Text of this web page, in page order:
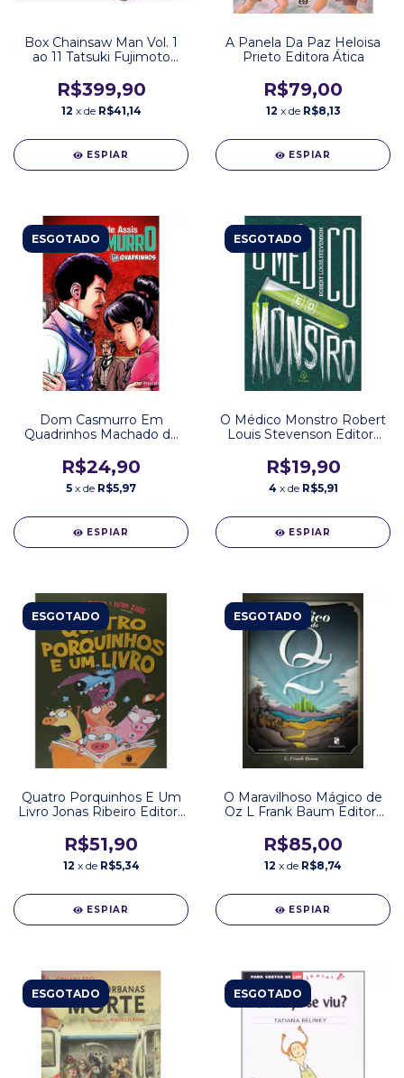
Box Chainsaw Man Vol. 1
ao 11 Tatsuki Fujimoto
R$399,90
12 x de R$41,14
ESPIAR
A Panela Da Paz Heloisa
Prieto Editora Ática
R$79,00
12 x de R$8,13
ESPIAR
ESGOTADO
Dom Casmurro Em
Quadrinhos Machado de
R$24,90
5 x de R$5,97
ESPIAR
ESGOTADO
O Médico Monstro Robert
Louis Stevenson Editora
R$19,90
4 x de R$5,91
ESPIAR
ESGOTADO
Quatro Porquinhos E Um
Livro Jonas Ribeiro Editora
R$51,90
12 x de R$5,34
ESPIAR
ESGOTADO
O Maravilhoso Mágico de
Oz L Frank Baum Editora
R$85,00
12 x de R$8,74
ESPIAR
ESGOTADO ESGOTADO